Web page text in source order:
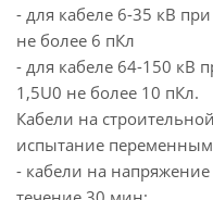
- для кабеле 6-35 кВ
не более 6 пКл
- для кабеле 64-150 кВ
1,5U0 не более 10 пКл.
Кабели на
испытание
- кабели на